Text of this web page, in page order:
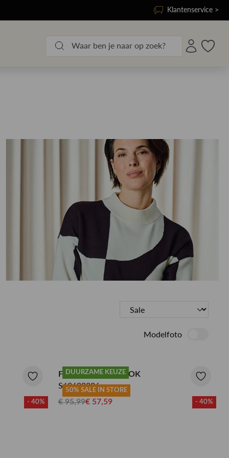
Klantenservice >
ETEN & DRINKEN >
Modelfoto
- 40%
DUURZAME KEUZE
50% SALE IN STORE
FRANK WALDER ROK
S62602206
€ 95,99€ 57,59 - 40%